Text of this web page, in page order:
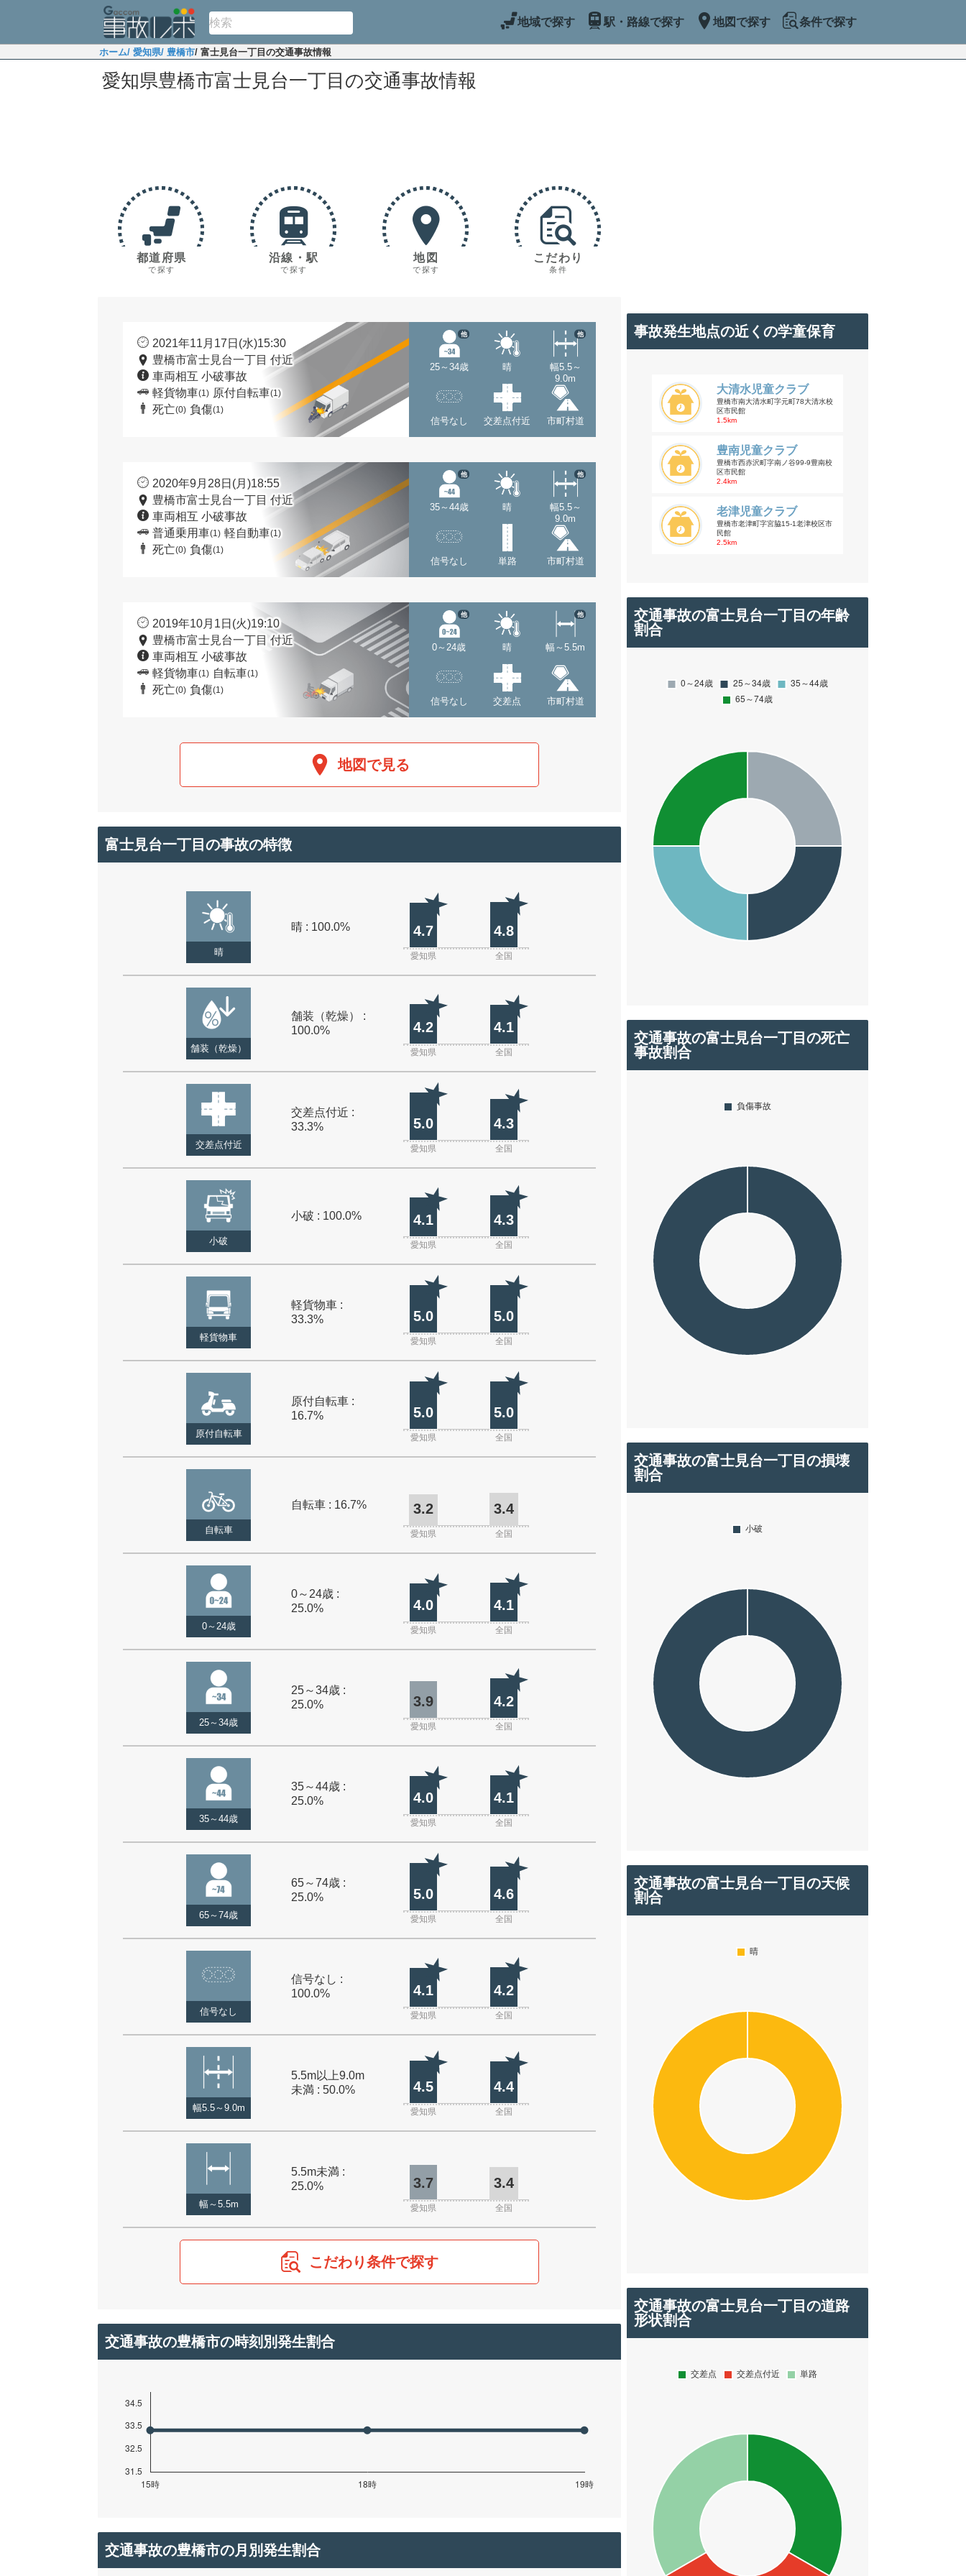
地域で探す 駅・路線で探す 地図で探す 条件で探す
ホーム/ 愛知県/ 豊橋市/ 富士見台一丁目の交通事故情報
愛知県豊橋市富士見台一丁目の交通事故情報
都道府県
で探す
沿線・駅
で探す
地図
で探す
こだわり
条件
2021年11月17日(水)15:30
豊橋市富士見台一丁目 付近
車両相互 小破事故
軽貨物車(1) 原付自転車(1)
死亡(0) 負傷(1)
25～34歳
他
晴
幅5.5～
9.0m
他
信号なし 交差点付近 市町村道
2020年9月28日(月)18:55
豊橋市富士見台一丁目 付近
車両相互 小破事故
普通乗用車(1) 軽自動車(1)
死亡(0) 負傷(1)
35～44歳
他
晴
幅5.5～
9.0m
他
信号なし 単路 市町村道
2019年10月1日(火)19:10
豊橋市富士見台一丁目 付近
車両相互 小破事故
軽貨物車(1) 自転車(1)
死亡(0) 負傷(1)
0～24歳
他
晴 幅～5.5m
他
信号なし 交差点 市町村道
地図で見る
富士見台一丁目の事故の特徴
晴
晴 : 100.0% 4.7 4.8
愛知県 全国
舗装（乾燥）
舗装（乾燥） :
100.0%
4.2 4.1
愛知県 全国
交差点付近
交差点付近 :
33.3%
5.0 4.3
愛知県 全国
小破
小破 : 100.0% 4.1 4.3
愛知県 全国
軽貨物車
軽貨物車 :
33.3%
5.0 5.0
愛知県 全国
原付自転車
原付自転車 :
16.7%
5.0 5.0
愛知県 全国
自転車
自転車 : 16.7% 3.2 3.4
愛知県 全国
0～24歳
0～24歳 :
25.0%
4.0 4.1
愛知県 全国
25～34歳
25～34歳 :
25.0%
3.9 4.2
愛知県 全国
35～44歳
35～44歳 :
25.0%
4.0 4.1
愛知県 全国
65～74歳
65～74歳 :
25.0%
5.0 4.6
愛知県 全国
信号なし
信号なし :
100.0%
4.1 4.2
愛知県 全国
幅5.5～9.0m
5.5m以上9.0m
未満 : 50.0%
4.5 4.4
愛知県 全国
幅～5.5m
5.5m未満 :
25.0%
3.7 3.4
愛知県 全国
こだわり条件で探す
交通事故の豊橋市の時刻別発生割合
交通事故の豊橋市の月別発生割合
事故発生地点の近くの学童保育
大清水児童クラブ
豊橋市南大清水町字元町78大清水校
区市民館
1.5km
豊南児童クラブ
豊橋市西赤沢町字南ノ谷99-9豊南校
区市民館
2.4km
老津児童クラブ
豊橋市老津町字宮脇15-1老津校区市
民館
2.5km
交通事故の富士見台一丁目の年齢
割合
交通事故の富士見台一丁目の死亡
事故割合
交通事故の富士見台一丁目の損壊
割合
交通事故の富士見台一丁目の天候
割合
交通事故の富士見台一丁目の道路
形状割合